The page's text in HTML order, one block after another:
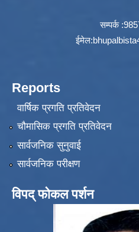
सम्पर्क
ईमेल:
Reports
वार्षिक प्रगति प्रतिवेदन
चौमासिक प्रगति प्रतिवेदन
सार्वजनिक सुनुवाई
सार्वजनिक परीक्षण
विपद् फोकल पर्शन